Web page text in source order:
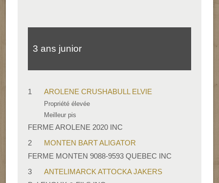
3 ans junior
1 AROLENE CRUSHABULL ELVIE
Propriété élevée
Meilleur pis
FERME AROLENE 2020 INC
2
MONTEN BART ALIGATOR
FERME MONTEN 9088-9593 QUEBEC INC
3
ANTELIMARCK ATTOCKA JAKERS